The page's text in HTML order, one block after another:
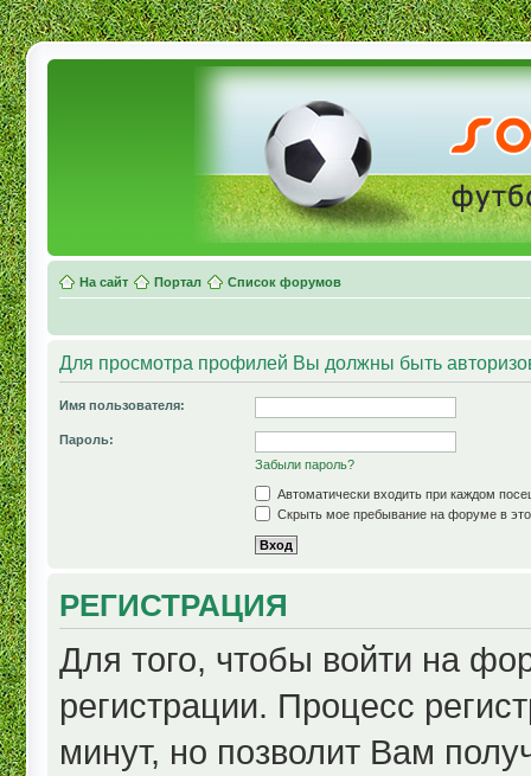
На сайт Портал Список форумов
Для просмотра профилей Вы должны быть
Имя пользователя:
Пароль:
Забыли пароль?
Автоматически входить при каждом
Скрыть мое пребывание на форуме в
РЕГИСТРАЦИЯ
Для того, чтобы войти на
регистрации. Процесс
минут, но позволит Вам